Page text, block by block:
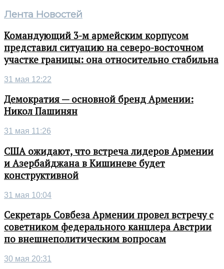
Лента Новостей
Командующий 3-м армейским корпусом
представил ситуацию на северо-восточном
участке границы: она относительно стабильна
31 мая 12:22
Демократия — основной бренд Армении:
Никол Пашинян
31 мая 11:26
США ожидают, что встреча лидеров Армении
и Азербайджана в Кишиневе будет
конструктивной
31 мая 10:04
Секретарь Совбеза Армении провел встречу с
советником федерального канцлера Австрии
по внешнеполитическим вопросам
30 мая 20:31